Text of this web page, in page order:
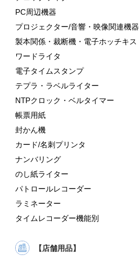
PC周辺機器
プロジェクター/音響・映像関連機器
製本関係・裁断機・電子ホッチキス
ワードライタ
電子タイムスタンプ
テプラ・ラベルライター
NTPクロック・ベルタイマー
帳票用紙
封かん機
カード/名刺プリンタ
ナンバリング
のし紙ライター
パトロールレコーダー
ラミネーター
タイムレコーダー機能別
【店舗用品】